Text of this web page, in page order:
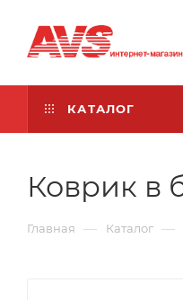
КАТАЛОГ
Коврик в
Главная — Каталог —